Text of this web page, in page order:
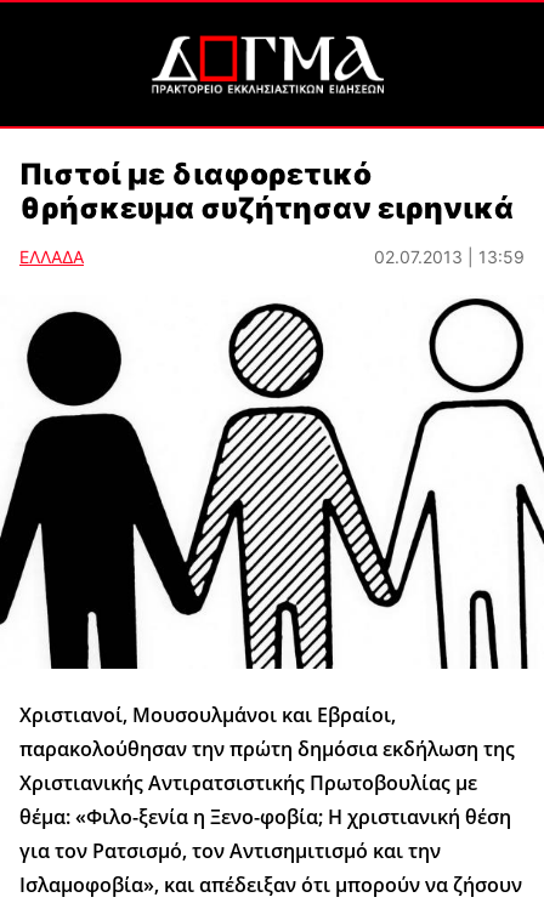
Πιστοί με διαφορετικό
θρήσκευμα συζήτησαν ειρηνικά
ΕΛΛΑΔΑ 02.07.2013 | 13:59
Χριστιανοί, Μουσουλμάνοι και Εβραίοι,
παρακολούθησαν την πρώτη δημόσια εκδήλωση της
Χριστιανικής Αντιρατσιστικής Πρωτοβουλίας με
θέμα: «Φιλο-ξενία η Ξενο-φοβία; Η χριστιανική θέση
για τον Ρατσισμό, τον Αντισημιτισμό και την
Ισλαμοφοβία», και απέδειξαν ότι μπορούν να ζήσουν